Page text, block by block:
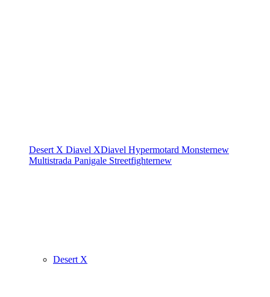
Desert X Diavel XDiavel Hypermotard Monsternew
Multistrada Panigale Streetfighternew
Desert X